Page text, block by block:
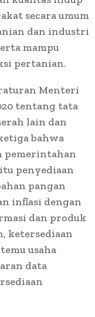
secara umum
dan industri
mampu
pertanian.
Menteri
tentang tata
lain dan
bahwa
pemerintahan
penyediaan
pangan
inflasi dengan
dan produk
ketersediaan
usaha
data